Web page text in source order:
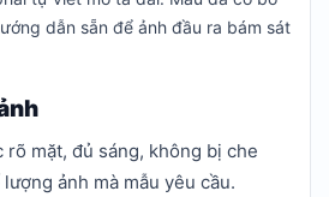
dẫn sẵn để ảnh đầu ra bám sát
rõ mặt, đủ sáng, không bị che
ảnh mà mẫu yêu cầu.